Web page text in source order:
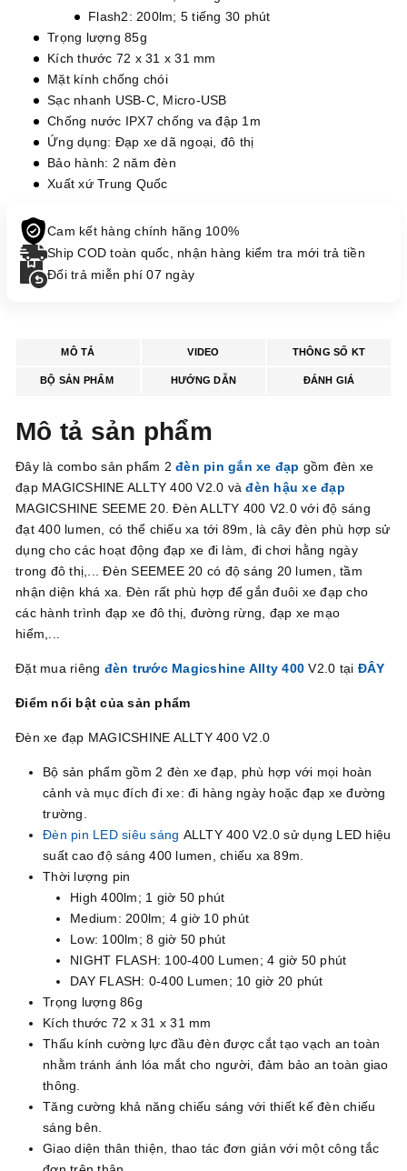
Flash2: 200lm; 5 tiếng 30 phút
Trọng lượng 85g
Kích thước 72 x 31 x 31 mm
Mặt kính chống chói
Sạc nhanh USB-C, Micro-USB
Chống nước IPX7 chống va đập 1m
Ứng dụng: Đạp xe dã ngoại, đô thị
Bảo hành: 2 năm đèn
Xuất xứ Trung Quốc
Cam kết hàng chính hãng 100%
Ship COD toàn quốc, nhận hàng kiểm tra mới trả tiền
Đổi trả miễn phí 07 ngày
MÔ TẢ VIDEO THÔNG SỐ KT
BỘ SẢN PHẨM HƯỚNG DẪN ĐÁNH GIÁ
Mô tả sản phẩm
Đây là combo sản phẩm 2 đèn pin gắn xe đạp gồm đèn xe
đạp MAGICSHINE ALLTY 400 V2.0 vàđèn hậu xe đạp
MAGICSHINE SEEME 20. Đèn ALLTY 400 V2.0 với độ sáng
đạt 400 lumen, có thể chiếu xa tới 89m, là cây đèn phù hợp sử
dụng cho các hoạt động đạp xe đi làm, đi chơi hằng ngày
trong đô thị,... Đèn SEEMEE 20 có độ sáng 20 lumen, tầm
nhận diện khá xa. Đèn rất phù hợp để gắn đuôi xe đạp cho
các hành trình đạp xe đô thị, đường rừng, đạp xe mạo
hiểm,...
Đặt mua riêng đèn trước Magicshine Allty 400 V2.0 tại ĐÂY
Điểm nổi bật của sản phẩm
Đèn xe đạp MAGICSHINE ALLTY 400 V2.0
Bộ sản phẩm gồm 2 đèn xe đạp, phù hợp với mọi hoàn
cảnh và mục đích đi xe: đi hàng ngày hoặc đạp xe đường
trường.
Đèn pin LED siêu sáng ALLTY 400 V2.0 sử dụng LED hiệu
suất cao độ sáng 400 lumen, chiếu xa 89m.
Thời lượng pin
High 400lm; 1 giờ 50 phút
Medium: 200lm; 4 giờ 10 phút
Low: 100lm; 8 giờ 50 phút
NIGHT FLASH: 100-400 Lumen; 4 giờ 50 phút
DAY FLASH: 0-400 Lumen; 10 giờ 20 phút
Trọng lượng 86g
Kích thước 72 x 31 x 31 mm
Thấu kính cường lực đầu đèn được cắt tạo vạch an toàn
nhằm tránh ánh lóa mắt cho người, đảm bảo an toàn giao
thông.
Tăng cường khả năng chiếu sáng với thiết kế đèn chiếu
sáng bên.
Giao diện thân thiện, thao tác đơn giản với một công tắc